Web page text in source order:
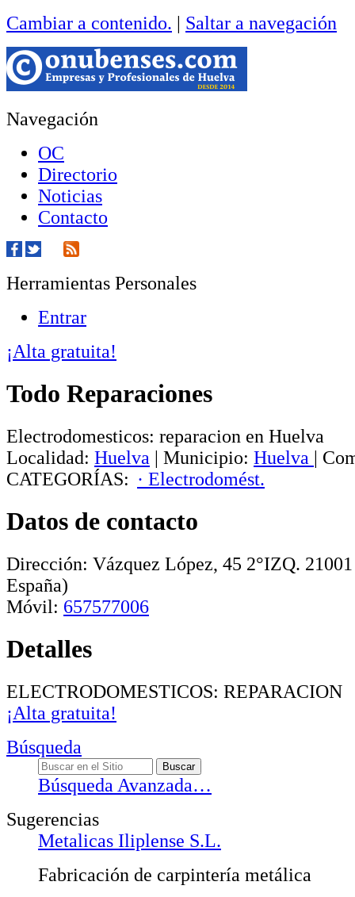
Cambiar a contenido. | Saltar a navegación
Navegación
OC
Directorio
Noticias
Contacto
Herramientas Personales
Entrar
¡Alta gratuita!
Todo Reparaciones
Electrodomesticos: reparacion en Huelva
Localidad: Huelva | Municipio: Huelva |
CATEGORÍAS: · Electrodomést.
Datos de contacto
Dirección: Vázquez López, 45 2°IZQ. 21001
España)
Móvil: 657577006
Detalles
ELECTRODOMESTICOS: REPARACION
¡Alta gratuita!
Búsqueda
Búsqueda Avanzada…
Sugerencias
Metalicas Iliplense S.L.
Fabricación de carpintería metálica